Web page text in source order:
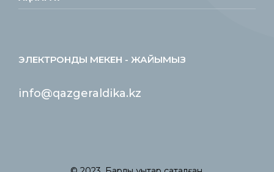
ЭЛЕКТРОНДЫ МЕКЕН - ЖАЙЫМЫЗ
info@qazgeraldika.kz